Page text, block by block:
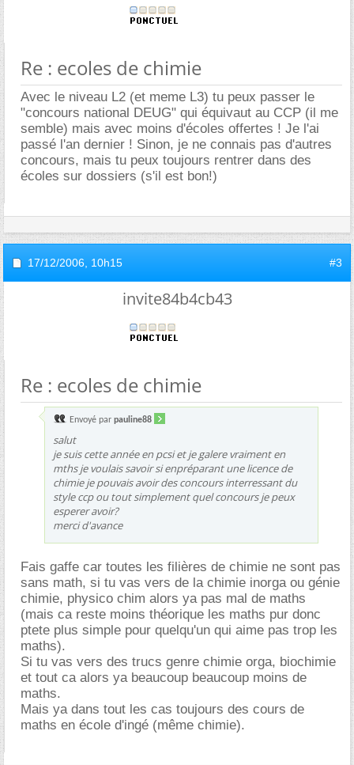
Re : ecoles de chimie
Avec le niveau L2 (et meme L3) tu peux passer le
"concours national DEUG" qui équivaut au CCP (il me
semble) mais avec moins d'écoles offertes ! Je l'ai
passé l'an dernier ! Sinon, je ne connais pas d'autres
concours, mais tu peux toujours rentrer dans des
écoles sur dossiers (s'il est bon!)
17/12/2006, 10h15 #3
invite84b4cb43
Re : ecoles de chimie
Envoyé par pauline88
salut
je suis cette année en pcsi et je galere vraiment en
mths je voulais savoir si enpréparant une licence de
chimie je pouvais avoir des concours interressant du
style ccp ou tout simplement quel concours je peux
esperer avoir?
merci d'avance
Fais gaffe car toutes les filières de chimie ne sont pas
sans math, si tu vas vers de la chimie inorga ou génie
chimie, physico chim alors ya pas mal de maths
(mais ca reste moins théorique les maths pur donc
ptete plus simple pour quelqu'un qui aime pas trop les
maths).
Si tu vas vers des trucs genre chimie orga, biochimie
et tout ca alors ya beaucoup beaucoup moins de
maths.
Mais ya dans tout les cas toujours des cours de
maths en école d'ingé (même chimie).